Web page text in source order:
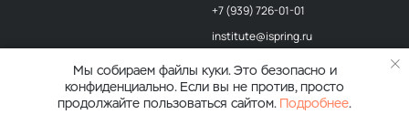
+7 (939) 726-01-01
institute@ispring.ru
г. Йошкар-Ола,
ул. Эшкинина, д. 8Б
Мы собираем файлы куки. Это безопасно и
конфиденциально. Если вы не против, просто
продолжайте пользоваться сайтом. Подробнее.